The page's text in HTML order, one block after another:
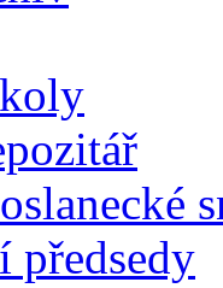
předsedy